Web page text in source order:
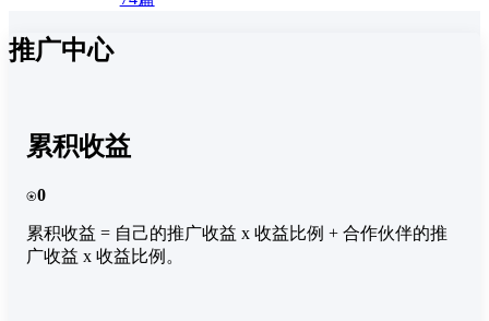
推广中心
累积收益
⍟0
累积收益 = 自己的推广收益 x 收益比例 + 合作伙伴的推
广收益 x 收益比例。